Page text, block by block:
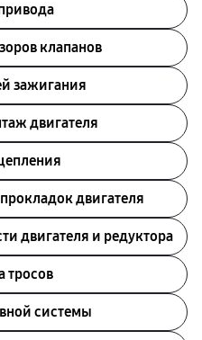
клапанов
зажигания
двигателя
двигателя
двигателя и редуктора
тросов
системы